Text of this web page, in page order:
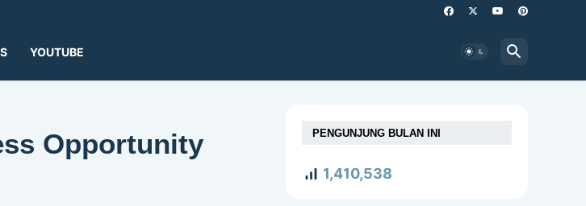
YOUTUBE
Opportunity
PENGUNJUNG BULAN INI
1,410,538